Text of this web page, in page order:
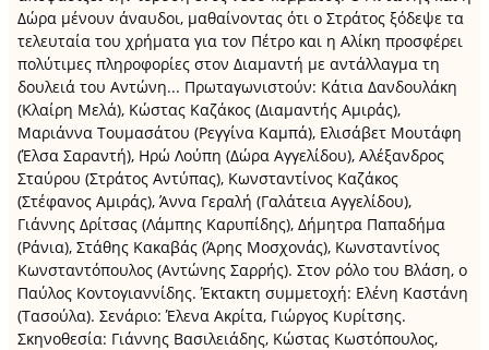
Δώρα μένουν άναυδοι, μαθαίνοντας ότι ο Στράτος ξόδεψε τα
τελευταία του χρήματα για τον Πέτρο και η Αλίκη προσφέρει
πολύτιμες πληροφορίες στον Διαμαντή με αντάλλαγμα τη
δουλειά του Αντώνη... Πρωταγωνιστούν: Κάτια Δανδουλάκη
(Κλαίρη Μελά), Κώστας Καζάκος (Διαμαντής Αμιράς),
Μαριάννα Τουμασάτου (Ρεγγίνα Καμπά), Ελισάβετ Μουτάφη
(Έλσα Σαραντή), Ηρώ Λούπη (Δώρα Αγγελίδου), Αλέξανδρος
Σταύρου (Στράτος Αντύπας), Κωνσταντίνος Καζάκος
(Στέφανος Αμιράς), Άννα Γεραλή (Γαλάτεια Αγγελίδου),
Γιάννης Δρίτσας (Λάμπης Καρυπίδης), Δήμητρα Παπαδήμα
(Ράνια), Στάθης Κακαβάς (Άρης Μοσχονάς), Κωνσταντίνος
Κωνσταντόπουλος (Αντώνης Σαρρής). Στον ρόλο του Βλάση, ο
Παύλος Κοντογιαννίδης. Έκτακτη συμμετοχή: Ελένη Καστάνη
(Τασούλα). Σενάριο: Έλενα Ακρίτα, Γιώργος Κυρίτσης.
Σκηνοθεσία: Γιάννης Βασιλειάδης, Κώστας Κωστόπουλος,